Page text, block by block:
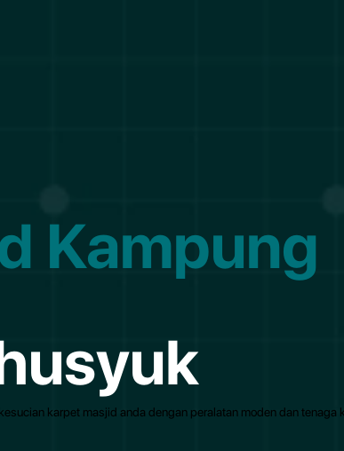
Kampung
karpet masjid anda dengan peralatan moden dan tenaga